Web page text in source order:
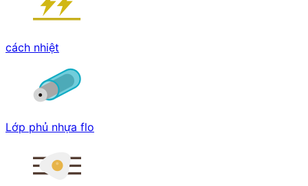
cách nhiệt
Lớp phủ nhựa flo